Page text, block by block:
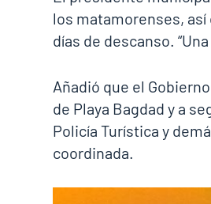
los matamorenses,
días de descanso.
Añadió que el
de Playa Bagdad y a
Policía Turística y
coordinada.